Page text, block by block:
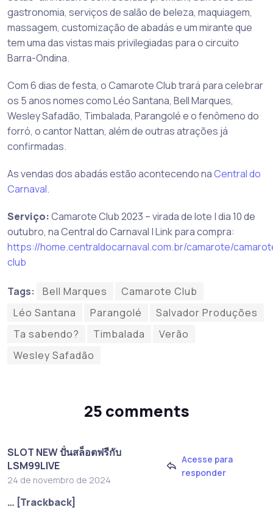
gastronomia, serviços de salão de beleza, maquiagem,
massagem, customização de abadás e um mirante que
tem uma das vistas mais privilegiadas para o circuito
Barra-Ondina.
Com 6 dias de festa, o Camarote Club trará para celebrar
os 5 anos nomes como Léo Santana, Bell Marques,
Wesley Safadão, Timbalada, Parangolé e o fenômeno do
forró, o cantor Nattan, além de outras atrações já
confirmadas.
As vendas dos abadás estão acontecendo naCentral do
Carnaval.
Serviço:Camarote Club 2023 – virada de lote | dia 10 de
outubro, na Central do Carnaval | Link para compra:
https://home.centraldocarnaval.com.br/camarote/
club
Tags: Bell Marques
Camarote Club
Léo Santana
Parangolé
Salvador Produções
Ta sabendo?
Timbalada
Verão
Wesley Safadão
25 comments
SLOT NEW ปั่นสล็อตฟรีกับ
LSM99LIVE
24 de novembro de 2024
Acesse para
responder
… [Trackback]